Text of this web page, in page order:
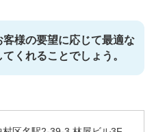
客様の要望に応じて最適な
くれることでしょう。